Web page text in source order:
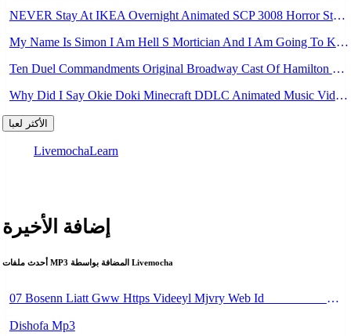
NEVER Stay At IKEA Overnight Animated SCP 3008 Horror Story Mp3
My Name Is Simon I Am Hell S Mortician And I Am Going To Kill God Creepypasta Mp3
Ten Duel Commandments Original Broadway Cast Of Hamilton Lyrics Mp3
Why Did I Say Okie Doki Minecraft DDLC Animated Music Video Song By The Stupendium Mp3
الأكثر لعبا
LivemochaLearn
إضافة الأخيرة
أحدث ملفات MP3 المضافة بواسطة Livemocha
07 Bosenn Liatt Gww Https Videeyl Mjvry Web Id ᅠ ᅠ ᅠ ᅠ ᅠ ᅠ ᅠ ᅠ ᅠ ᅠ ᅠ ᅠ ᅠ ᅠ ᅠ ᅠ ᅠ ᅠ ᅠ ᅠ OKK ᅠ ᅠ ᅠ ᅠ ᅠ ᅠ ᅠ ᅠ ᅠ ᅠ ᅠ ᅠ ᅠ ᅠ ᅠ ᅠ ᅠ ᅠ ᅠ ᅠ ᅠ ᅠ ᅠ ᅠ ᅠ ᅠ ᅠ ᅠ ᅠ ᅠ ᅠ ᅠ ᅠ ᅠ Mp3
Dishofa Mp3